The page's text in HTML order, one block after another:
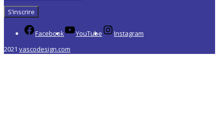
Facebook YouTube
Instagram
2021 vascodesign.com